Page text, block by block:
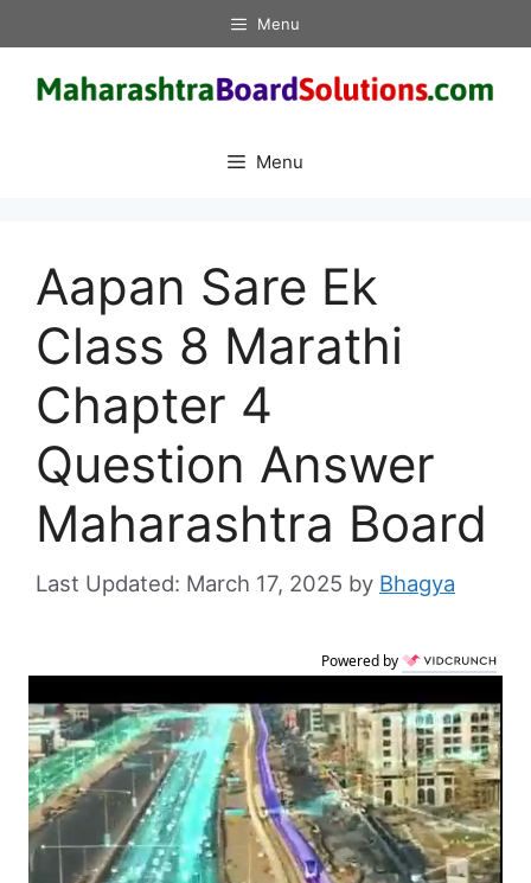
to
content
Menu
Menu
Aapan Sare Ek
Class 8 Marathi
Chapter 4
Question Answer
Maharashtra Board
March 17, 2025 by Bhagya
Powered by